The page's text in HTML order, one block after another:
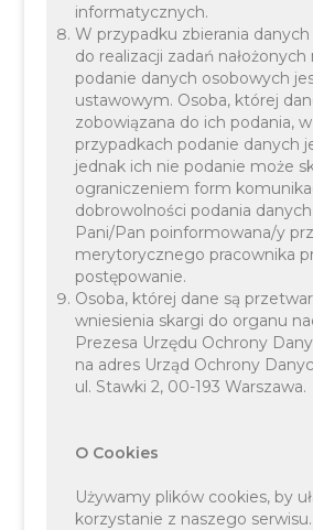
gminach w ramach
Europejskie dla Małopolski
Planowany całkowity koszt
wynosi 536 866,02 PLN.
Celem projektu jest realizacja
małopolskiego poprzez
informatycznych.
W przypadku zbierania
do realizacji zadań nałożonych
podanie danych osobowych
ustawowym. Osoba, której
zobowiązana do ich podania,
przypadkach podanie danych
jednak ich nie podanie może
ograniczeniem form
dobrowolności podania
Pani/Pan poinformowana/y
merytorycznego pracownika
postępowanie.
Osoba, której dane są
wniesienia skargi do organu
Prezesa Urzędu Ochrony
na adres Urząd Ochrony
ul. Stawki 2, 00-193 Warszawa.
O Cookies
Używamy plików cookies, by
korzystanie z naszego